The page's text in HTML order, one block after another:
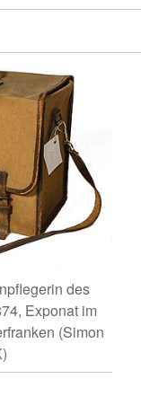
des
Exponat im
(Simon